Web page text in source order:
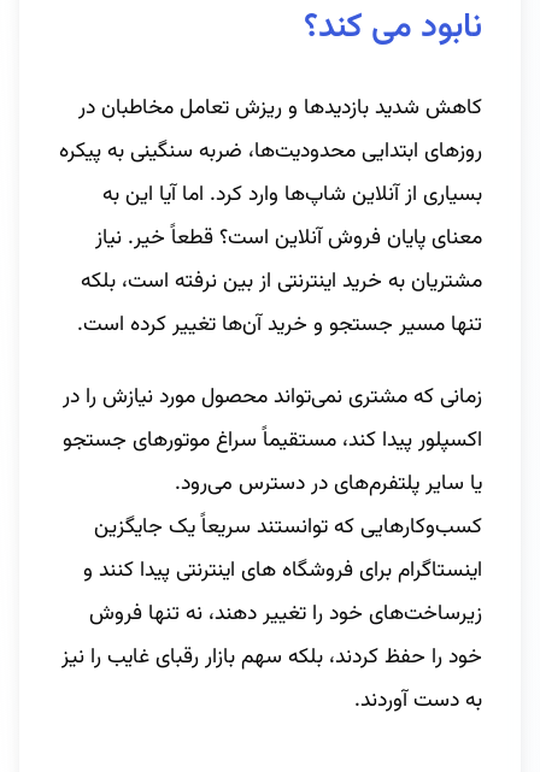
نابود می کند؟
کاهش شدید بازدیدها و ریزش تعامل مخاطبان در
روزهای ابتدایی محدودیت‌ها، ضربه سنگینی به پیکره
بسیاری از آنلاین شاپ‌ها وارد کرد. اما آیا این به
معنای پایان فروش آنلاین است؟ قطعاً خیر. نیاز
مشتریان به خرید اینترنتی از بین نرفته است، بلکه
تنها مسیر جستجو و خرید آن‌ها تغییر کرده است.
زمانی که مشتری نمی‌تواند محصول مورد نیازش را در
اکسپلور پیدا کند، مستقیماً سراغ موتورهای جستجو
یا سایر پلتفرم‌های در دسترس می‌رود.
کسب‌وکارهایی که توانستند سریعاً یک جایگزین
اینستاگرام برای فروشگاه های اینترنتی پیدا کنند و
زیرساخت‌های خود را تغییر دهند، نه تنها فروش
خود را حفظ کردند، بلکه سهم بازار رقبای غایب را نیز
به دست آوردند.